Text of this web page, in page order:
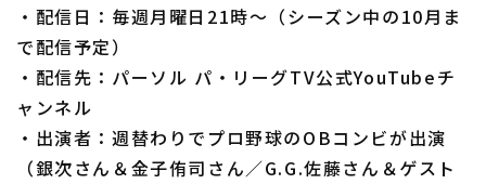
・配信日：毎週月曜日21時～（シーズン中の10月ま
で配信予定）
・配信先：パーソル パ・リーグTV公式YouTubeチ
ャンネル
・出演者：週替わりでプロ野球のOBコンビが出演
（銀次さん＆金子侑司さん／G.G.佐藤さん＆ゲスト